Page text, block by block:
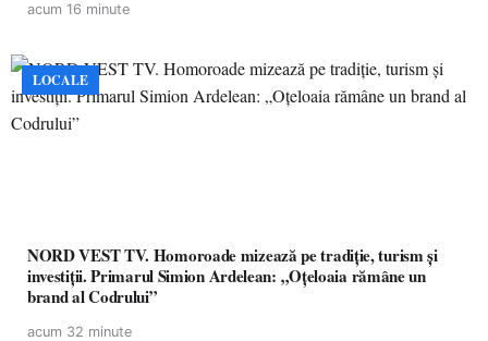
acum 16 minute
LOCALE
NORD VEST TV. Homoroade mizează pe tradiție, turism și
investiții. Primarul Simion Ardelean: „Oțeloaia rămâne un
brand al Codrului”
acum 32 minute